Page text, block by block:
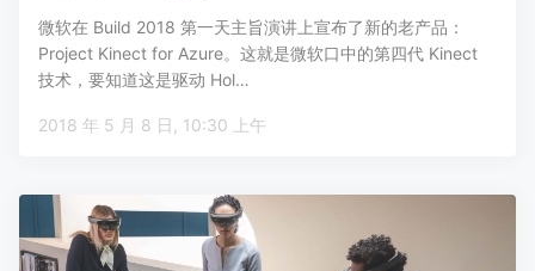
微软在 Build 2018 第一天主旨演讲上宣布了新的老产品：
Project Kinect for Azure。这就是微软口中的第四代 Kinect
技术，要知道这是驱动 Hol…
2018 年 5 月 8 日, 10:30 上午